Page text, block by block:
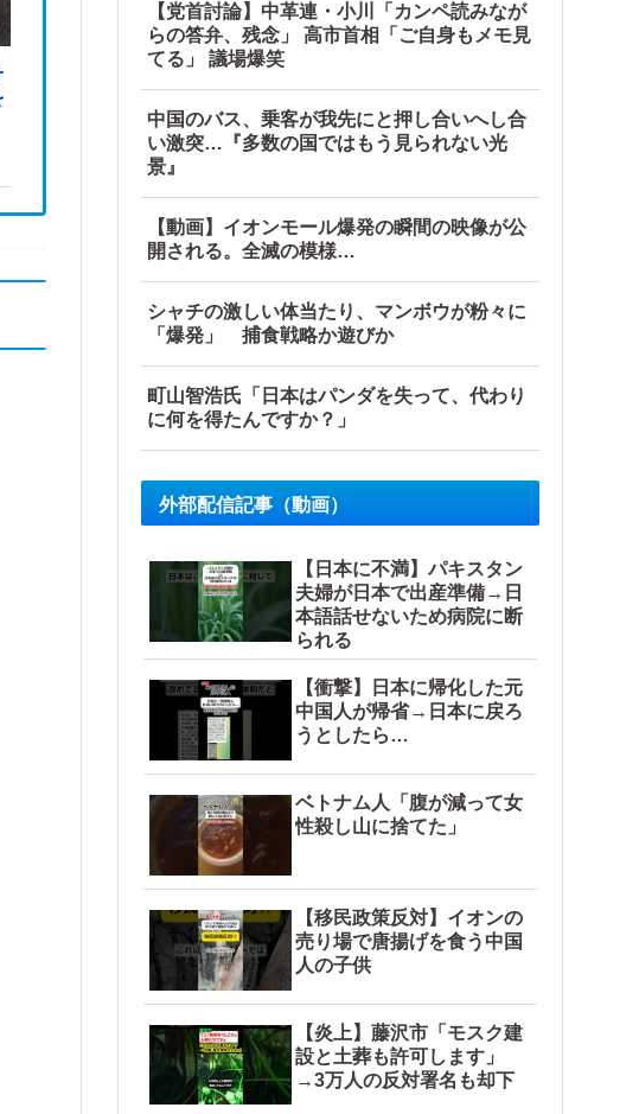
【党首討論】中革連・小川「カンペ読みなが
らの答弁、残念」 高市首相「ご自身もメモ見
てる」 議場爆笑
中国のバス、乗客が我先にと押し合いへし合
い激突…『多数の国ではもう見られない光
景』
【動画】イオンモール爆発の瞬間の映像が公
開される。全滅の模様…
シャチの激しい体当たり、マンボウが粉々に
「爆発」 捕食戦略か遊びか
町山智浩氏「日本はパンダを失って、代わり
に何を得たんですか？」
外部配信記事（動画）
【日本に不満】パキスタン
夫婦が日本で出産準備→日
本語話せないため病院に断
られる
【衝撃】日本に帰化した元
中国人が帰省→日本に戻ろ
うとしたら…
ベトナム人「腹が減って女
性殺し山に捨てた」
【移民政策反対】イオンの
売り場で唐揚げを食う中国
人の子供
【炎上】藤沢市「モスク建
設と土葬も許可します」
→3万人の反対署名も却下